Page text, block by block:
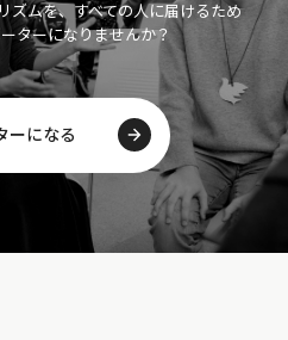
ズムを、すべての人に届けるため
ターになりませんか？
ーになる